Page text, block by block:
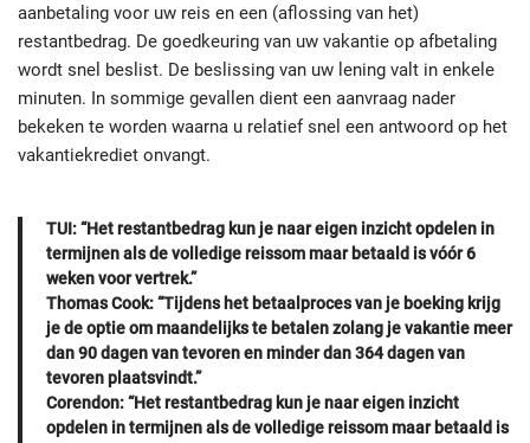
aanbetaling voor uw reis en een (aflossing van het)
restantbedrag. De goedkeuring van uw vakantie op afbetaling
wordt snel beslist. De beslissing van uw lening valt in enkele
minuten. In sommige gevallen dient een aanvraag nader
bekeken te worden waarna u relatief snel een antwoord op het
vakantiekrediet onvangt.
TUI: “Het restantbedrag kun je naar eigen inzicht opdelen in
termijnen als de volledige reissom maar betaald is vóór 6
weken voor vertrek.”
Thomas Cook: “Tijdens het betaalproces van je boeking krijg
je de optie om maandelijks te betalen zolang je vakantie meer
dan 90 dagen van tevoren en minder dan 364 dagen van
tevoren plaatsvindt.”
Corendon: “Het restantbedrag kun je naar eigen inzicht
opdelen in termijnen als de volledige reissom maar betaald is